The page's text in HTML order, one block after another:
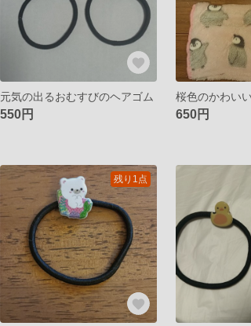
元気の出るおむすびのヘアゴム
550円 650円
残り1点